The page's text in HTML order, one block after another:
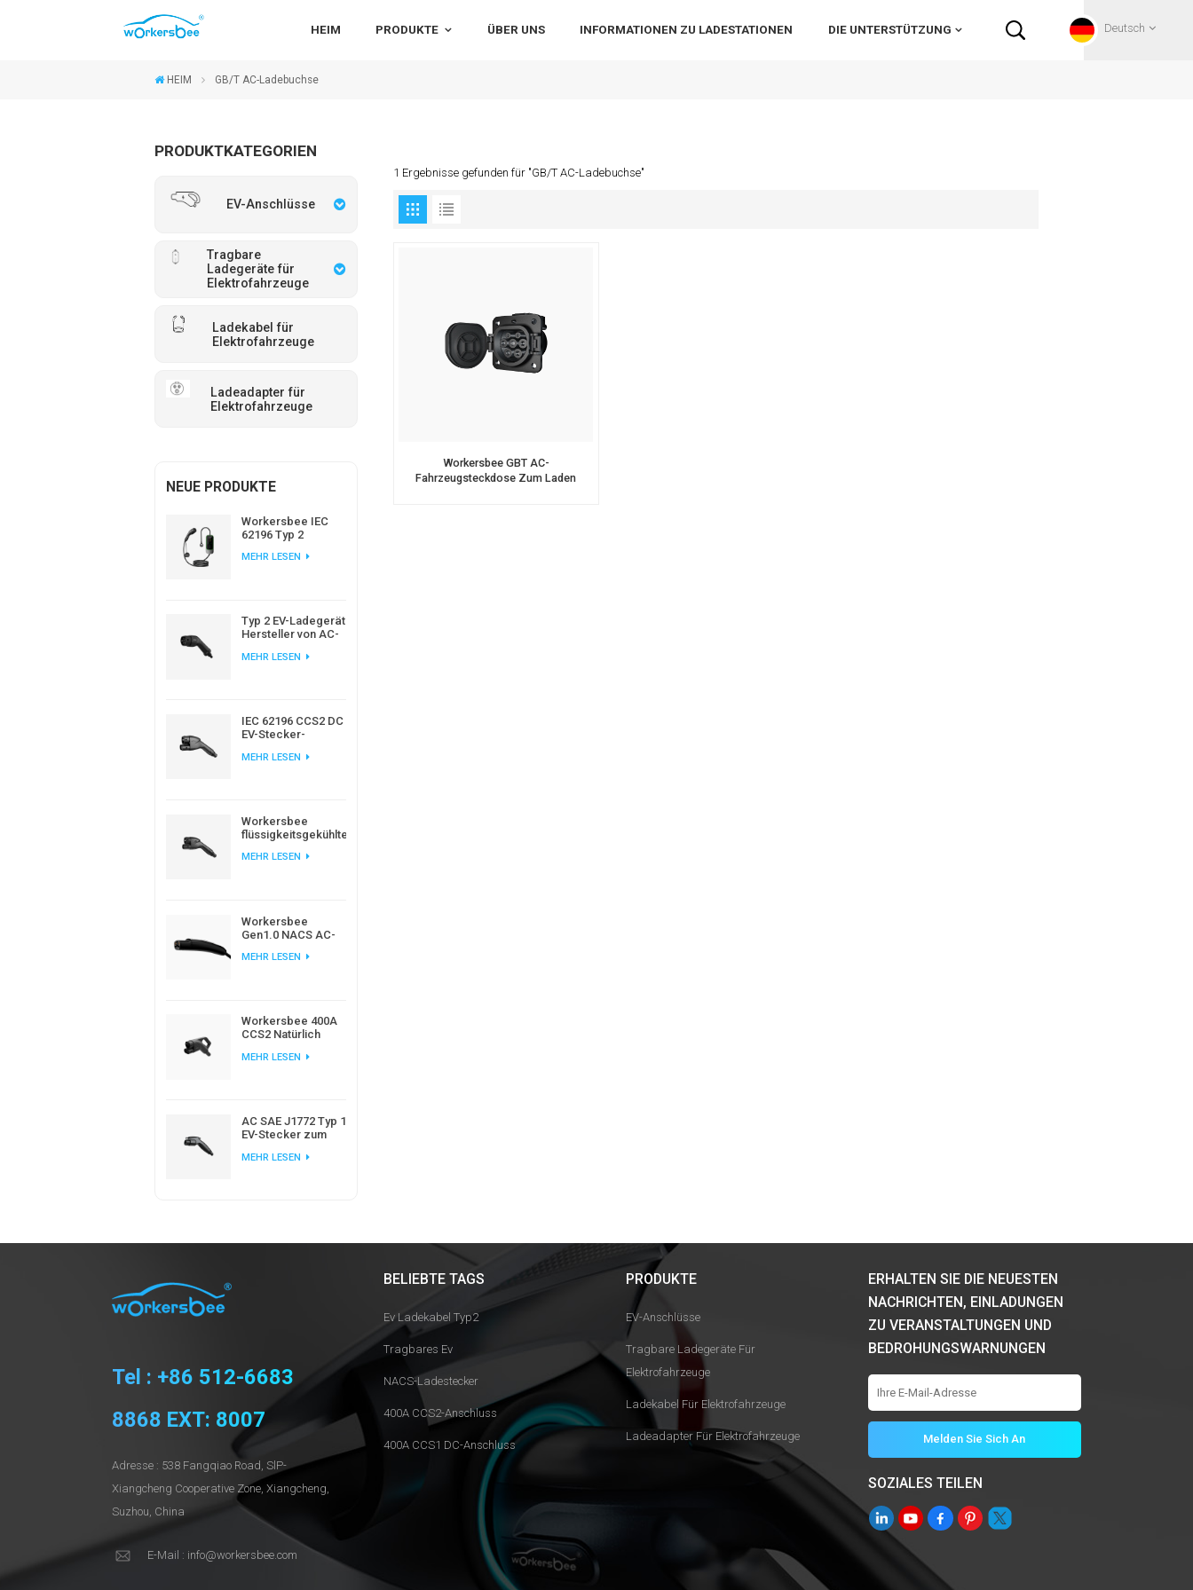
HEIM PRODUKTE ÜBER UNS INFORMATIONEN ZU LADESTATIONEN DIE UNTERSTÜTZUNG Deutsch
HEIM GB/T AC-Ladebuchse
PRODUKTKATEGORIEN
EV-Anschlüsse
Tragbare
Ladegeräte für
Elektrofahrzeuge
Ladekabel für
Elektrofahrzeuge
Ladeadapter für
Elektrofahrzeuge
NEUE PRODUKTE
Workersbee IEC
62196 Typ 2
Ladegerät mit
MEHR LESEN
Typ 2 EV-Ladegerät
Hersteller von AC-
europäischem
MEHR LESEN
IEC 62196 CCS2 DC
EV-Stecker-
Ladestation
MEHR LESEN
Workersbee
flüssigkeitsgekühlter
Gleichstromstecker
Elektrofahrzeugen
MEHR LESEN
Workersbee
Gen1.0 NACS AC-
das Laden von
MEHR LESEN
Workersbee 400A
CCS2 Natürlich
Anschluss für
MEHR LESEN
AC SAE J1772 Typ 1
EV-Stecker zum
Elektroautos
MEHR LESEN
1 Ergebnisse gefunden für "GB/T AC-Ladebuchse"
Workersbee GBT AC-
Fahrzeugsteckdose Zum Laden
Tel : +86 512-6683
8868 EXT: 8007
Adresse : 538 Fangqiao Road, SlP-
Xiangcheng Cooperative Zone, Xiangcheng,
Suzhou, China
E-Mail : info@workersbee.com
BELIEBTE TAGS
Ev Ladekabel Typ2
Tragbares Ev
NACS-Ladestecker
400A CCS2-Anschluss
400A CCS1 DC-Anschluss
PRODUKTE
EV-Anschlüsse
Tragbare Ladegeräte Für
Elektrofahrzeuge
Ladekabel Für Elektrofahrzeuge
Ladeadapter Für Elektrofahrzeuge
ERHALTEN SIE DIE NEUESTEN
NACHRICHTEN, EINLADUNGEN
ZU VERANSTALTUNGEN UND
BEDROHUNGSWARNUNGEN
SOZIALES TEILEN